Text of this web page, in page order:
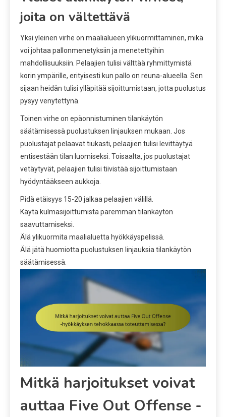
joita on vältettävä
Yksi yleinen virhe on maalialueen ylikuormittaminen, mikä
voi johtaa pallonmenetyksiin ja menetettyihin
mahdollisuuksiin. Pelaajien tulisi välttää ryhmittymistä
korin ympärille, erityisesti kun pallo on reuna-alueella. Sen
sijaan heidän tulisi ylläpitää sijoittumistaan, jotta puolustus
pysyy venytettynä.
Toinen virhe on epäonnistuminen tilankäytön
säätämisessä puolustuksen linjauksen mukaan. Jos
puolustajat pelaavat tiukasti, pelaajien tulisi levittäytyä
entisestään tilan luomiseksi. Toisaalta, jos puolustajat
vetäytyvät, pelaajien tulisi tiivistää sijoittumistaan
hyödyntääkseen aukkoja.
Pidä etäisyys 15-20 jalkaa pelaajien välillä.
Käytä kulmasijoittumista paremman tilankäytön
saavuttamiseksi.
Älä ylikuormita maalialuetta hyökkäyspelissä.
Älä jätä huomiotta puolustuksen linjauksia tilankäytön
säätämisessä.
Mitkä harjoitukset voivat
auttaa Five Out Offense -